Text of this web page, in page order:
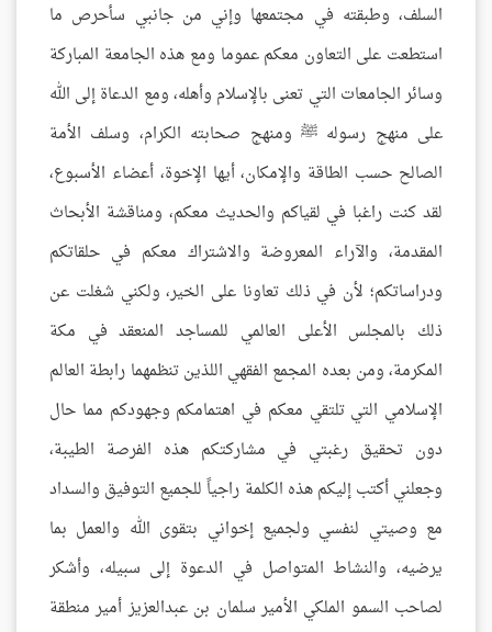
السلف، وطبقته في مجتمعها وإني من جانبي سأحرص ما
استطعت على التعاون معكم عموما ومع هذه الجامعة المباركة
وسائر الجامعات التي تعنى بالإسلام وأهله، ومع الدعاة إلى الله
على منهج رسوله ﷺ ومنهج صحابته الكرام، وسلف الأمة
الصالح حسب الطاقة والإمكان، أيها الإخوة، أعضاء الأسبوع،
لقد كنت راغبا في لقياكم والحديث معكم، ومناقشة الأبحاث
المقدمة، والآراء المعروضة والاشتراك معكم في حلقاتكم
ودراساتكم؛ لأن في ذلك تعاونا على الخير، ولكني شغلت عن
ذلك بالمجلس الأعلى العالمي للمساجد المنعقد في مكة
المكرمة، ومن بعده المجمع الفقهي اللذين تنظمهما رابطة العالم
الإسلامي التي تلتقي معكم في اهتمامكم وجهودكم مما حال
دون تحقيق رغبتي في مشاركتكم هذه الفرصة الطيبة،
وجعلني أكتب إليكم هذه الكلمة راجياً للجميع التوفيق والسداد
مع وصيتي لنفسي ولجميع إخواني بتقوى الله والعمل بما
يرضيه، والنشاط المتواصل في الدعوة إلى سبيله، وأشكر
لصاحب السمو الملكي الأمير سلمان بن عبدالعزيز أمير منطقة